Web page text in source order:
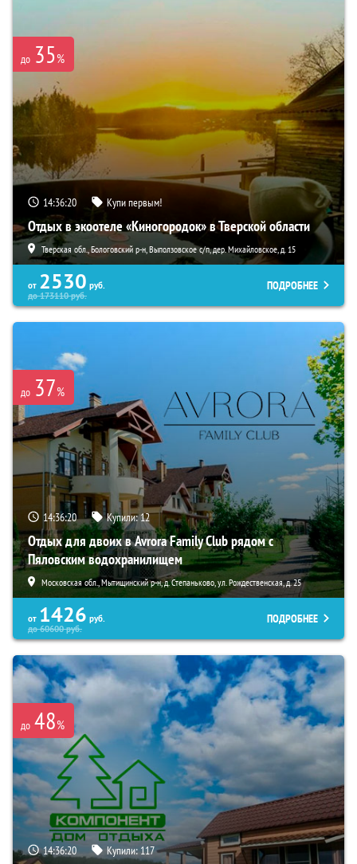
до 35%
14:36:19 Купи первым!
Отдых в экоотеле «Киногородок» в Тверской области
Тверская обл., Бологовский р-н, Выползовское с/п, дер. Михайловское, д. 15
от 2530 руб.
до173110руб.
ПОДРОБНЕЕ
до 37%
14:36:19 Купили:12
Отдых для двоих в Avrora Family Club рядом с
Пяловским водохранилищем
Московская обл., Мытищинский р-н, д. Степаньково, ул. Рождественская, д. 25
от 1426 руб.
до60600руб.
ПОДРОБНЕЕ
до 48%
14:36:19 Купили: 117